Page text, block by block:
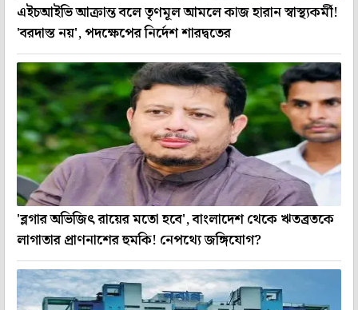
এইচআইভি আক্রান্ত বলে তৃণমূল আমলে কাজ হারান স্বাস্থ্যকর্মী!
'বরদাস্ত নয়', পদক্ষেপের নির্দেশ শারদ্বতের
'ব্লগার অভিজিৎ রায়ের মতো হবে', বাংলাদেশ থেকে ঋতব্রতকে
লাগাতার প্রাণনাশের হুমকি! নেপথ্যে জঙ্গিযোগ?